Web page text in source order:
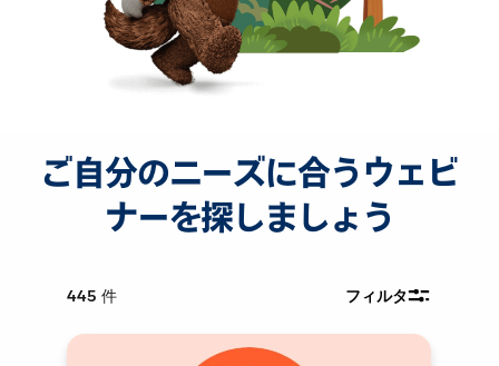
ご自分のニーズに合うウェビ
ナーを探しましょう
445 件 フィルタ